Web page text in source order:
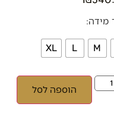
מידה:
M
L
XL
הוספה לסל